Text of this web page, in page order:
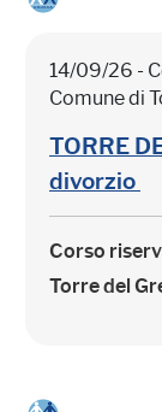
14/09/26 -
Comune di
TORRE
divorzio
Corso
Torre del